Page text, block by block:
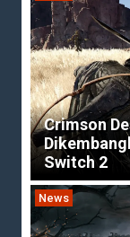
Crimson
Switch 2
News